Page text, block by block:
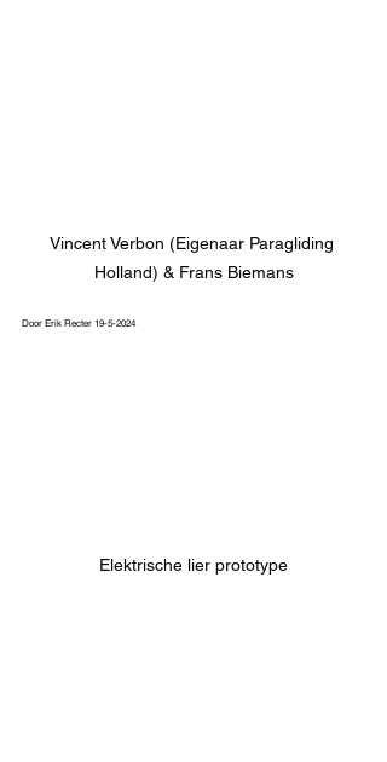
Vincent Verbon (Eigenaar Paragliding
Holland) & Frans Biemans
Door Erik Recter 19-5-2024
Elektrische lier prototype